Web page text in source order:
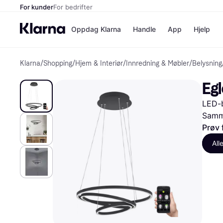
For kunderFor bedrifter
Oppdag Klarna
Betal nå
Betal i 3
Betal innen
Finansiering
Handle
Butikker
App Hjelp
Klarna/Shopping/Hjem & Interiør/ Innredning & Møbler/Belysning
Prøv
Alle